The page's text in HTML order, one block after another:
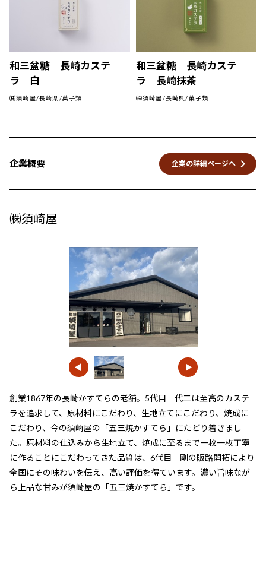
和三盆糖 長崎カステ
ラ 白
㈱須崎屋/長崎県/菓子類
和三盆糖 長崎カステ
ラ 長崎抹茶
㈱須崎屋/長崎県/菓子類
企業概要 企業の詳細ページへ keyboard_arrow_right
㈱須崎屋
創業1867年の長崎かすてらの老舗。5代目 代二は至高のカステ
ラを追求して、原材料にこだわり、生地立てにこだわり、焼成に
こだわり、今の須崎屋の「五三焼かすてら」にたどり着きまし
た。原材料の仕込みから生地立て、焼成に至るまで一枚一枚丁寧
に作ることにこだわってきた品質は、6代目 剛の販路開拓により
全国にその味わいを伝え、高い評価を得ています。濃い旨味なが
ら上品な甘みが須崎屋の「五三焼かすてら」です。